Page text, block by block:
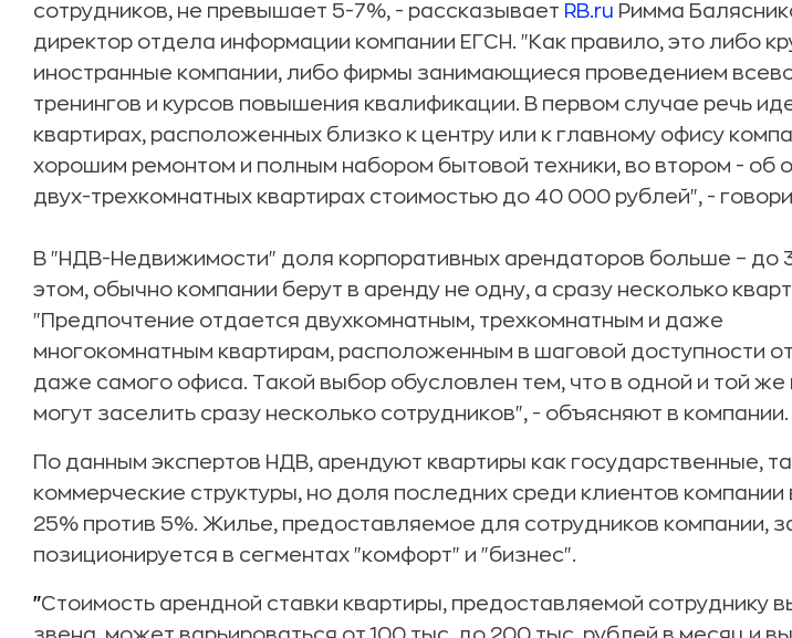
сотрудников, не превышает 5-7%, - рассказывает RB.ru Римма
директор отдела информации компании ЕГСН. "Как правило, это либо
иностранные компании, либо фирмы занимающиеся проведением
тренингов и курсов повышения квалификации. В первом случае речь
квартирах, расположенных близко к центру или к главному офису
хорошим ремонтом и полным набором бытовой техники, во втором - об
двух-трехкомнатных квартирах стоимостью до 40 000 рублей", -
В "НДВ-Недвижимости" доля корпоративных арендаторов больше – до
этом, обычно компании берут в аренду не одну, а сразу несколько
"Предпочтение отдается двухкомнатным, трехкомнатным и даже
многокомнатным квартирам, расположенным в шаговой доступности
даже самого офиса. Такой выбор обусловлен тем, что в одной и той же
могут заселить сразу несколько сотрудников", - объясняют в компании.
По данным экспертов НДВ, арендуют квартиры как государственные,
коммерческие структуры, но доля последних среди клиентов
25% против 5%. Жилье, предоставляемое для сотрудников компании,
позиционируется в сегментах "комфорт" и "бизнес".
"Стоимость арендной ставки квартиры, предоставляемой сотруднику